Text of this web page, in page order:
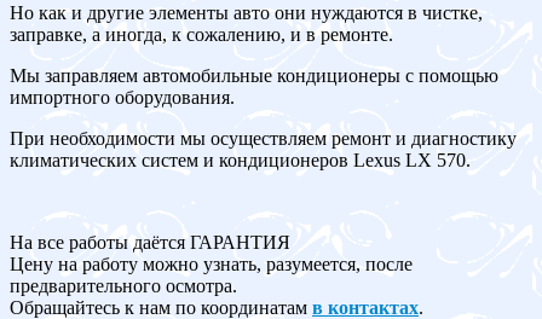
Но как и другие элементы авто они нуждаются в чистке,
заправке, а иногда, к сожалению, и в ремонте.
Мы заправляем автомобильные кондиционеры с помощью
импортного оборудования.
При необходимости мы осуществляем ремонт и диагностику
климатических систем и кондиционеров Lexus LX 570.
На все работы даётся ГАРАНТИЯ
Цену на работу можно узнать, разумеется, после
предварительного осмотра.
Обращайтесь к нам по координатам в контактах.